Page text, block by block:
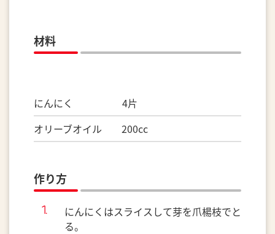
材料
にんにく 4片
オリーブオイル 200cc
作り方
にんにくはスライスして芽を爪楊枝でと
る。